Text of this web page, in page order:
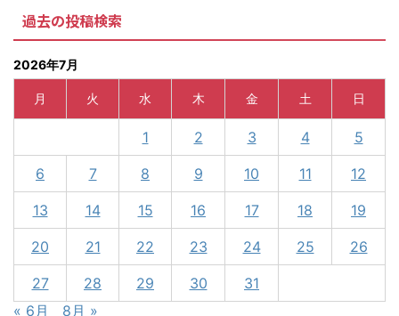
過去の投稿検索
2026年7月
月 火 水 木 金 土 日
1 2 3 4 5
6 7 8 9 10 11 12
13 14 15 16 17 18 19
20 21 22 23 24 25 26
27 28 29 30
31
« 6月
8月 »